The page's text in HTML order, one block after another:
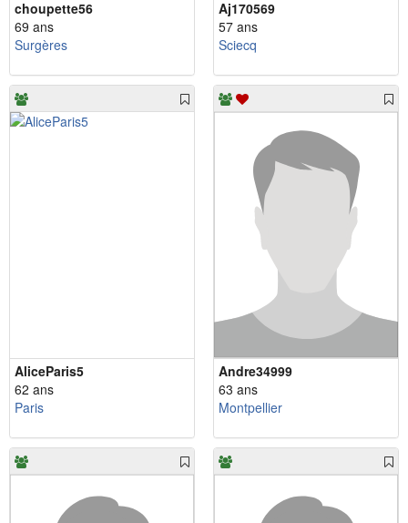
choupette56
69 ans
Surgères
Aj170569
57 ans
Sciecq
AliceParis5
62 ans
Paris
Andre34999
63 ans
Montpellier